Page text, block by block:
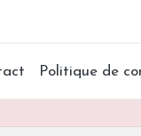
Politique de